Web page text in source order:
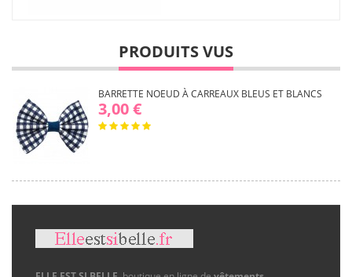
PRODUITS VUS
BARRETTE NOEUD À CARREAUX BLEUS ET BLANCS
3,00 €